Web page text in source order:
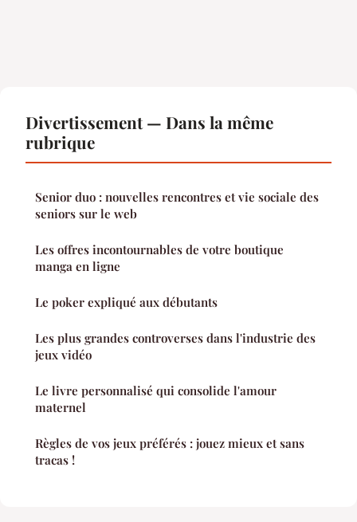
Divertissement — Dans la même
rubrique
Senior duo : nouvelles rencontres et vie sociale des
seniors sur le web
Les offres incontournables de votre boutique
manga en ligne
Le poker expliqué aux débutants
Les plus grandes controverses dans l'industrie des
jeux vidéo
Le livre personnalisé qui consolide l'amour
maternel
Règles de vos jeux préférés : jouez mieux et sans
tracas !